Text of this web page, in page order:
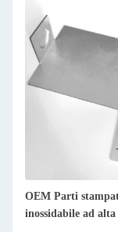
OEM Parti
inossidabile ad alta